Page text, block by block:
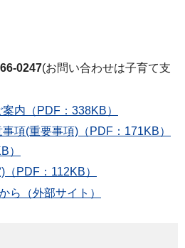
0247(お問い合わせは子育て支
内（PDF：338KB）
項(重要事項)（PDF：171KB）
）
PDF：112KB）
ら（外部サイト）